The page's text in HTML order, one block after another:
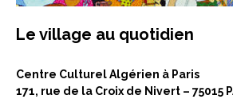
Le village au quotidien
Centre Culturel Algérien à Paris
171, rue de la Croix de Nivert – 75015